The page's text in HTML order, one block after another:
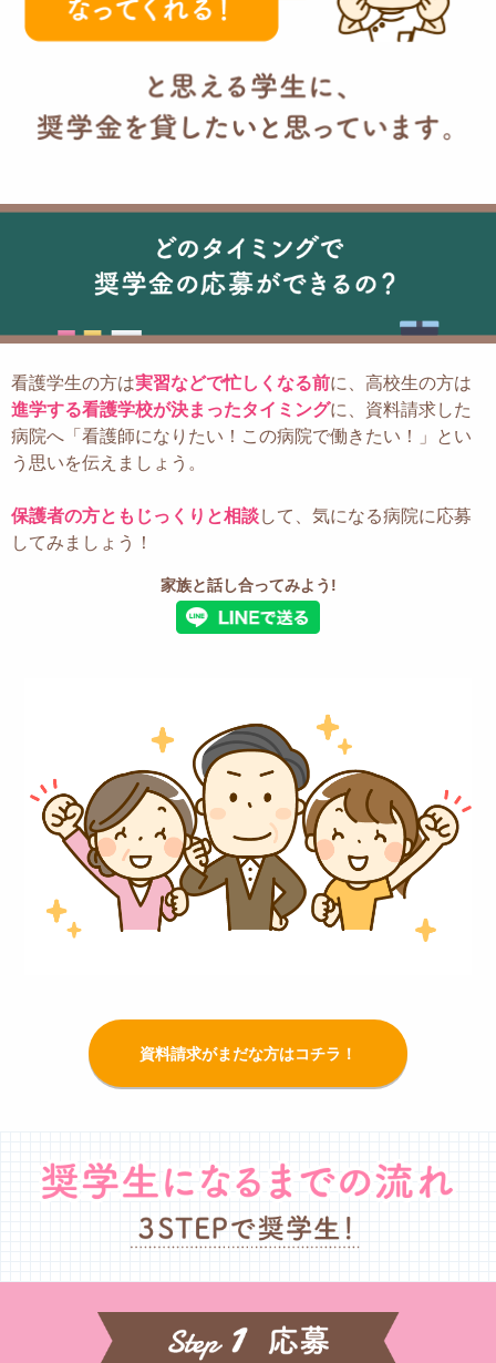
看護学生の方は実習などで忙しくなる前に、 高校生の方は
進学する看護学校が決まったタイミングに、 資料請求した
病院へ「看護師になりたい！この病院で働きたい！」とい
う思いを伝えましょう。
保護者の方ともじっくりと相談して、気になる病院に応募
してみましょう！
家族と話し合ってみよう!
資料請求がまだな方はコチラ！